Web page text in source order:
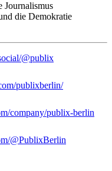
Journalismus
die Demokratie
@publix
publixberlin/
company/publix-berlin
@PublixBerlin